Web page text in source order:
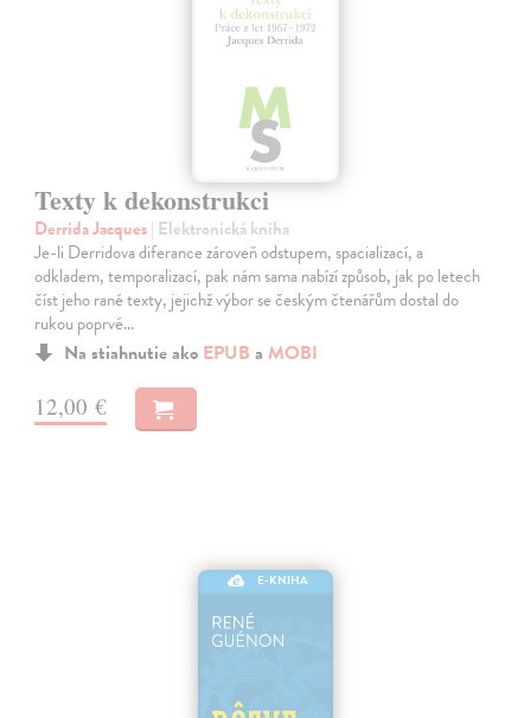
Texty k dekonstrukci
Derrida Jacques| Elektronická kniha
Je-li Derridova diferance zároveň odstupem, spacializací, a
odkladem, temporalizací, pak nám sama nabízí způsob, jak po letech
číst jeho rané texty, jejichž výbor se českým čtenářům dostal do
rukou poprvé…
Na stiahnutie ako EPUB a MOBI
12,00 €
E-KNIHA